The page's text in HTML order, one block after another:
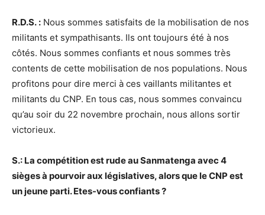
R.D.S. : Nous sommes satisfaits de la mobilisation de nos
militants et sympathisants. Ils ont toujours été à nos
côtés. Nous sommes confiants et nous sommes très
contents de cette mobilisation de nos populations. Nous
profitons pour dire merci à ces vaillants militantes et
militants du CNP. En tous cas, nous sommes convaincu
qu’au soir du 22 novembre prochain, nous allons sortir
victorieux.
S.: La compétition est rude au Sanmatenga avec 4
sièges à pourvoir aux législatives, alors que le CNP est
un jeune parti. Etes-vous confiants ?